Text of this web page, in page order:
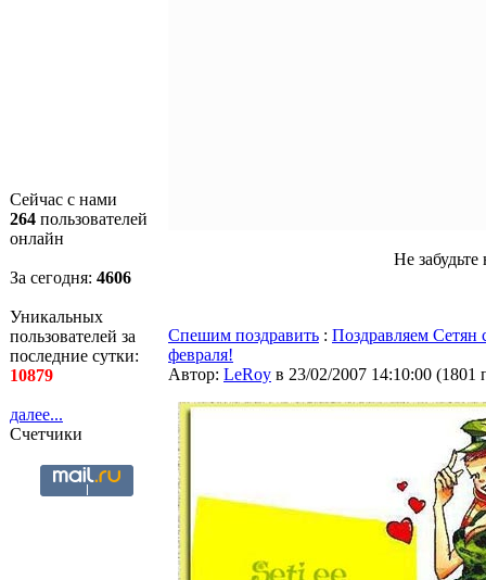
Сейчас с нами
264 пользователей
онлайн
За сегодня: 4607
Уникальных
пользователей за
последние сутки:
10879
далее...
Счетчики
Не
Спешим поздравить : Поздравляем Сетян
февраля!
Автор: LeRoy в 23/02/2007 14:10:00 (1801